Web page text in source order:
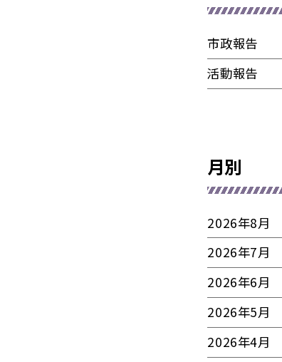
市政報告
活動報告
月別
2026年8月
2026年7月
2026年6月
2026年5月
2026年4月